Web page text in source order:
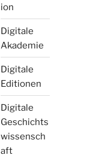
ion
Digitale
Akademie
Digitale
Editionen
Digitale
Geschichts
wissensch
aft